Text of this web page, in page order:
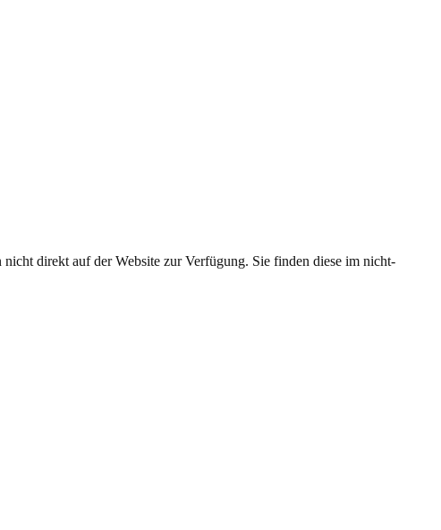
direkt auf der Website zur Verfügung. Sie finden diese im nicht-